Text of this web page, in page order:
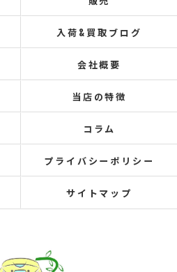
入荷&買取ブログ
会社概要
当店の特徴
コラム
プライバシーポリシー
サイトマップ